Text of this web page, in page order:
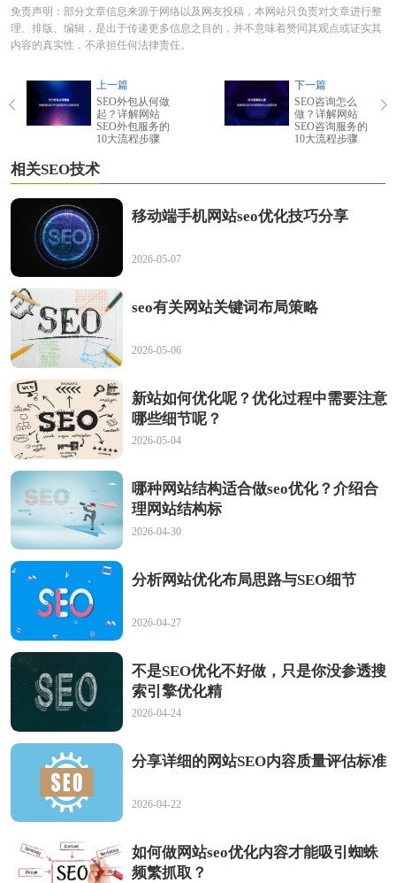
免责声明：部分文章信息来源于网络以及网友投稿，本网站只负责对文章进行整
理、排版、编辑，是出于传递更多信息之目的，并不意味着赞同其观点或证实其
内容的真实性，不承担任何法律责任。
上一篇
SEO外包从何做
起？详解网站
SEO外包服务的
10大流程步骤
下一篇
SEO咨询怎么
做？详解网站
SEO咨询服务的
10大流程步骤
相关SEO技术
移动端手机网站seo优化技巧分享
2026-05-07
seo有关网站关键词布局策略
2026-05-06
新站如何优化呢？优化过程中需要注意
哪些细节呢？
2026-05-04
哪种网站结构适合做seo优化？介绍合
理网站结构标
2026-04-30
分析网站优化布局思路与SEO细节
2026-04-27
不是SEO优化不好做，只是你没参透搜
索引擎优化精
2026-04-24
分享详细的网站SEO内容质量评估标准
2026-04-22
如何做网站seo优化内容才能吸引蜘蛛
频繁抓取？